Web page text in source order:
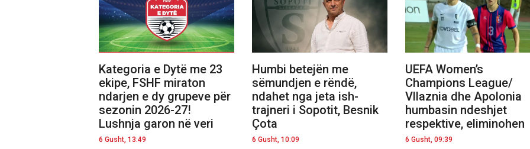
Kategoria e Dytë me 23
ekipe, FSHF miraton
ndarjen e dy grupeve për
sezonin 2026-27!
Lushnja garon në veri
6 Gusht, 13:49
Humbi betejën me
sëmundjen e rëndë,
ndahet nga jeta ish-
trajneri i Sopotit, Besnik
Çota
6 Gusht, 10:09
UEFA Women’s
Champions League/
Vllaznia dhe Apolonia
humbasin ndeshjet
respektive, eliminohen
6 Gusht, 09:39